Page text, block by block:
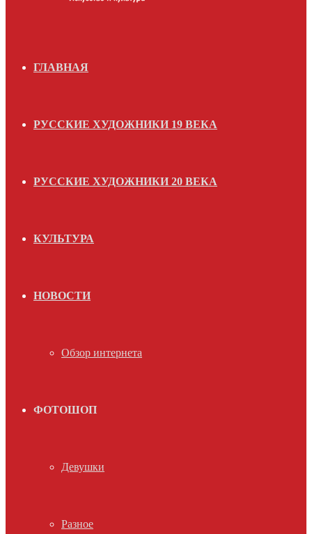
ГЛАВНАЯ
РУССКИЕ ХУДОЖНИКИ 19 ВЕКА
РУССКИЕ ХУДОЖНИКИ 20 ВЕКА
КУЛЬТУРА
НОВОСТИ
Обзор интернета
ФОТОШОП
Девушки
Разное